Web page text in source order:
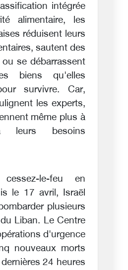
intégrée
alimentaire, les
réduisent leurs
sautent des
se débarrassent
biens qu'elles
survivre. Car,
les experts,
même plus à
leurs besoins
le-feu en
le 17 avril, Israël
plusieurs
Liban. Le Centre
d'urgence
nouveaux morts
24 heures